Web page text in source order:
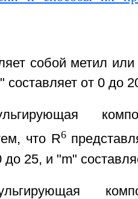
собой метил
составляет от 0 до
что R6
до 25, и "m"